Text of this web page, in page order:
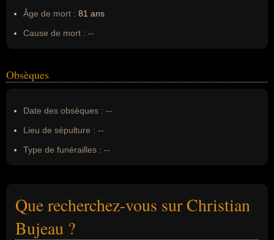
Âge de mort : 81 ans
Cause de mort : --
Obsèques
Date des obsèques : --
Lieu de sépulture : --
Type de funérailles : --
Que recherchez-vous sur Christian
Bujeau ?